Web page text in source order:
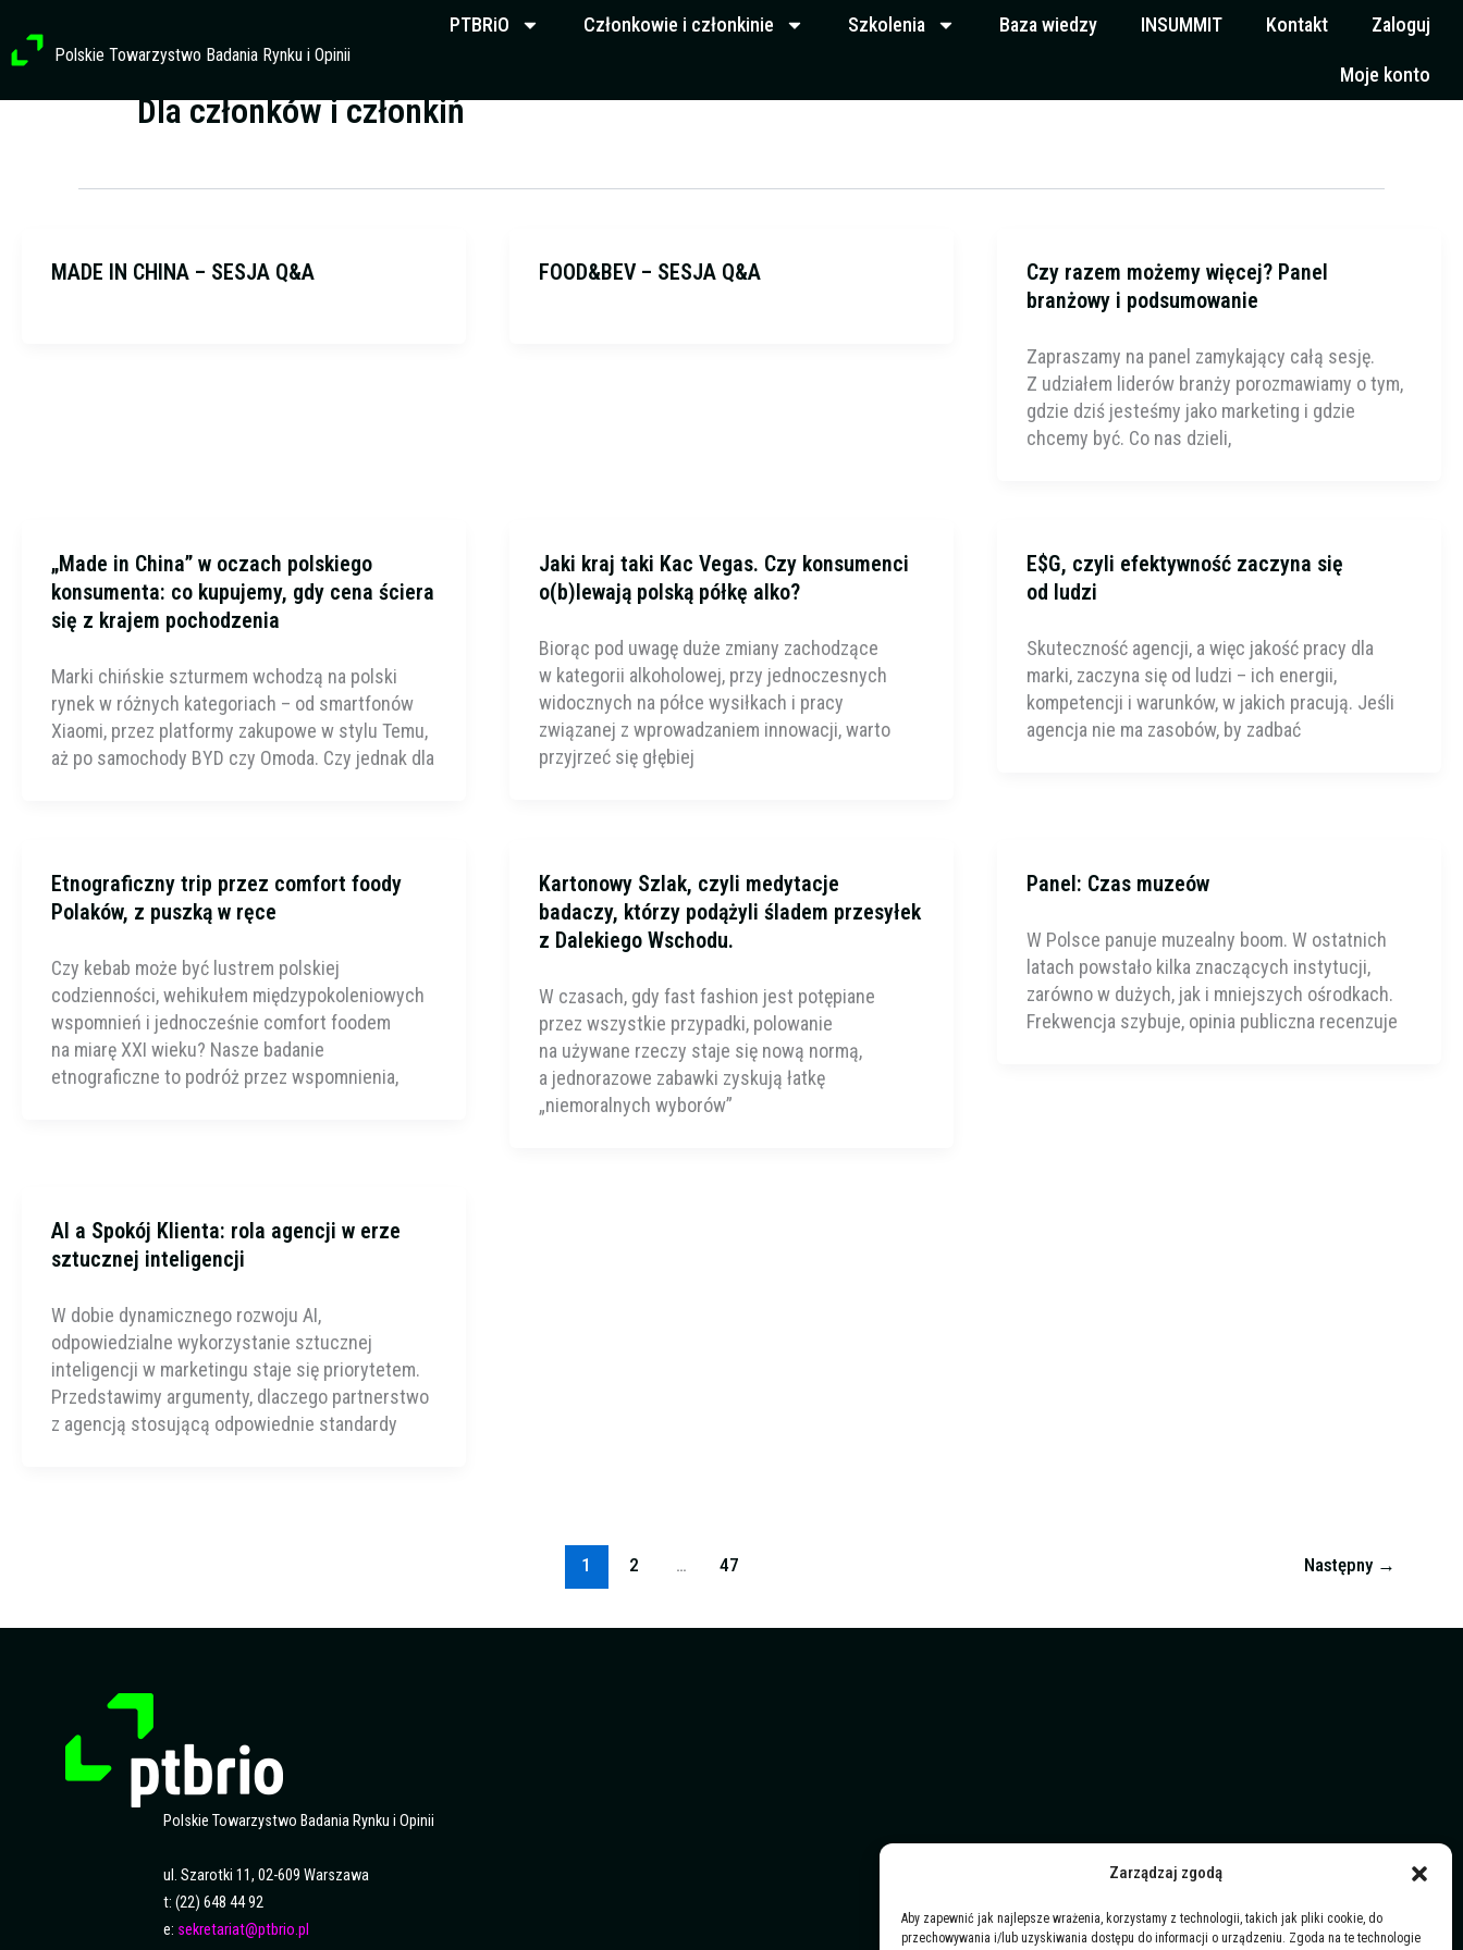
Zarządzaj zgodą
Aby zapewnić jak najlepsze wrażenia, korzystamy z technologii, takich jak pliki cookie, do
przechowywania i/lub uzyskiwania dostępu do informacji o urządzeniu. Zgoda na te technologie
treści
Polskie Towarzystwo Badania Rynku i Opinii
PTBRiO Członkowie i członkinie Szkolenia Baza wiedzy INSUMMIT Kontakt Zaloguj
Moje konto
Dla członków i członkiń
MADE IN CHINA – SESJA Q&A FOOD&BEV – SESJA Q&A
Czy razem możemy więcej? Panel
branżowy i podsumowanie
Zapraszamy na panel zamykający całą sesję.
Z udziałem liderów branży porozmawiamy o tym,
gdzie dziś jesteśmy jako marketing i gdzie
chcemy być. Co nas dzieli,
„Made in China” w oczach polskiego
konsumenta: co kupujemy, gdy cena ściera
się z krajem pochodzenia
Marki chińskie szturmem wchodzą na polski
rynek w różnych kategoriach – od smartfonów
Xiaomi, przez platformy zakupowe w stylu Temu,
aż po samochody BYD czy Omoda. Czy jednak dla
Jaki kraj taki Kac Vegas. Czy konsumenci
o(b)lewają polską półkę alko?
Biorąc pod uwagę duże zmiany zachodzące
w kategorii alkoholowej, przy jednoczesnych
widocznych na półce wysiłkach i pracy
związanej z wprowadzaniem innowacji, warto
przyjrzeć się głębiej
E$G, czyli efektywność zaczyna się
od ludzi
Skuteczność agencji, a więc jakość pracy dla
marki, zaczyna się od ludzi – ich energii,
kompetencji i warunków, w jakich pracują. Jeśli
agencja nie ma zasobów, by zadbać
Etnograficzny trip przez comfort foody
Polaków, z puszką w ręce
Czy kebab może być lustrem polskiej
codzienności, wehikułem międzypokoleniowych
wspomnień i jednocześnie comfort foodem
na miarę XXI wieku? Nasze badanie
etnograficzne to podróż przez wspomnienia,
Kartonowy Szlak, czyli medytacje
badaczy, którzy podążyli śladem przesyłek
z Dalekiego Wschodu.
W czasach, gdy fast fashion jest potępiane
przez wszystkie przypadki, polowanie
na używane rzeczy staje się nową normą,
a jednorazowe zabawki zyskują łatkę
„niemoralnych wyborów”
Panel: Czas muzeów
W Polsce panuje muzealny boom. W ostatnich
latach powstało kilka znaczących instytucji,
zarówno w dużych, jak i mniejszych ośrodkach.
Frekwencja szybuje, opinia publiczna recenzuje
AI a Spokój Klienta: rola agencji w erze
sztucznej inteligencji
W dobie dynamicznego rozwoju AI,
odpowiedzialne wykorzystanie sztucznej
inteligencji w marketingu staje się priorytetem.
Przedstawimy argumenty, dlaczego partnerstwo
z agencją stosującą odpowiednie standardy
1 2 … 47 Następny →
Polskie Towarzystwo Badania Rynku i Opinii
ul. Szarotki 11, 02-609 Warszawa
t: (22) 648 44 92
e: sekretariat@ptbrio.pl